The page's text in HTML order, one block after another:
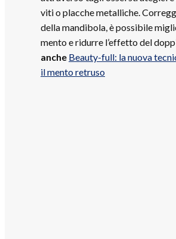
viti o placche metalliche.
della mandibola, è possibile
mento e ridurre l’effetto del
anche Beauty-full: la nuova
il mento retruso